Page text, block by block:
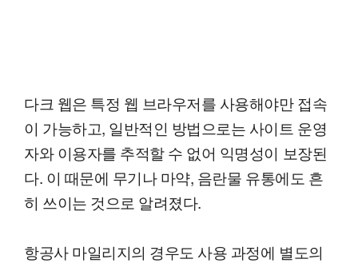
다크 웹은 특정 웹 브라우저를 사용해야만 접속
이 가능하고, 일반적인 방법으로는 사이트 운영
자와 이용자를 추적할 수 없어 익명성이 보장된
다. 이 때문에 무기나 마약, 음란물 유통에도 흔
히 쓰이는 것으로 알려졌다.
항공사 마일리지의 경우도 사용 과정에 별도의